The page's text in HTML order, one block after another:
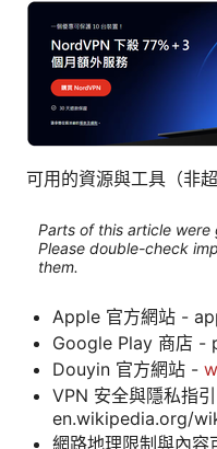
可用的資源與工具（非
Parts of this article were
Please double-check
them.
Apple 官方網站 -
Google Play 商店 -
Douyin 官方網站 -
VPN 安全與隱私指
en.wikipedia.org/
網路地理限制與內容